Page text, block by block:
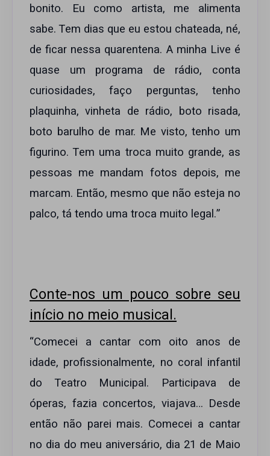
bonito. Eu como artista, me alimenta
sabe. Tem dias que eu estou chateada, né,
de ficar nessa quarentena. A minha Live é
quase um programa de rádio, conta
curiosidades, faço perguntas, tenho
plaquinha, vinheta de rádio, boto risada,
boto barulho de mar. Me visto, tenho um
figurino. Tem uma troca muito grande, as
pessoas me mandam fotos depois, me
marcam. Então, mesmo que não esteja no
palco, tá tendo uma troca muito legal.”
Conte-nos um pouco sobre seu
início no meio musical.
“Comecei a cantar com oito anos de
idade, profissionalmente, no coral infantil
do Teatro Municipal. Participava de
óperas, fazia concertos, viajava… Desde
então não parei mais. Comecei a cantar
no dia do meu aniversário, dia 21 de Maio